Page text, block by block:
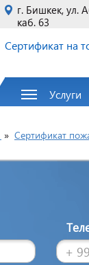
г. Бишкек, ул.
каб. 63
Сертификат на
Услуги
» Сертификат